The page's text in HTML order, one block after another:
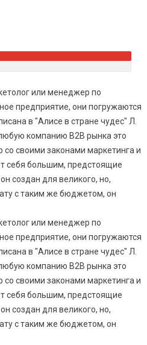
или менеджер по
предприятие, они погружаются
в "Алисе в стране чудес" Л.
компанию В2В рынка это
своими законами маркетинга и
себя большим, предстоящие
создан для великого, но,
с таким же бюджетом, он
или менеджер по
предприятие, они погружаются
в "Алисе в стране чудес" Л.
компанию В2В рынка это
своими законами маркетинга и
себя большим, предстоящие
создан для великого, но,
с таким же бюджетом, он